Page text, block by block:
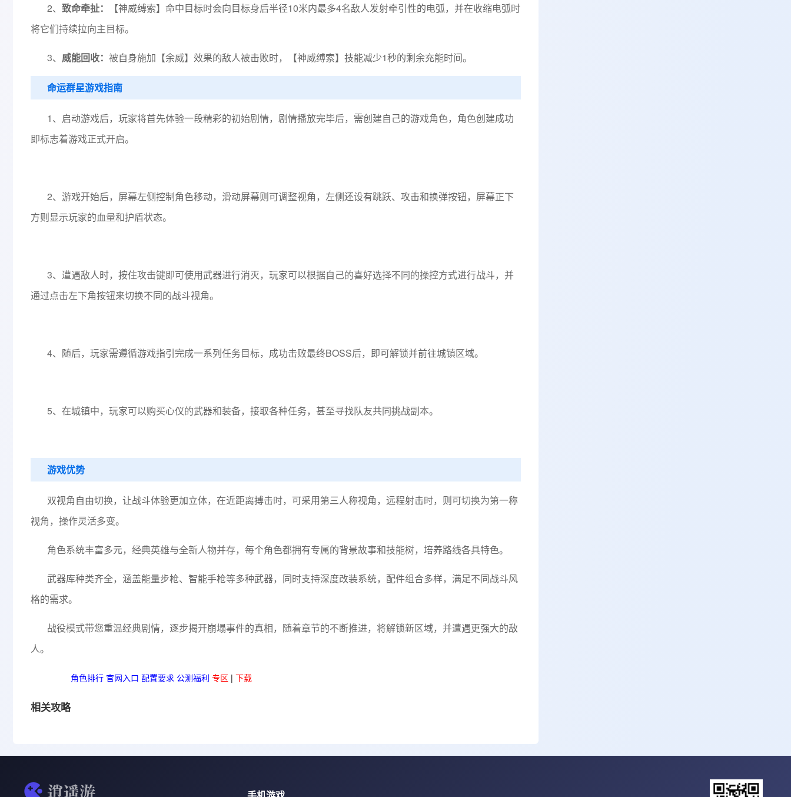
2、 致命牵扯：
【神威缚索】命中目标时会向目标身后半径10米内最多4名敌人发射牵引性的电弧，并在收缩电弧时
将它们持续拉向主目标。
3、 威能回收： 被自身施加【余威】效果的敌人被击败时，【神威缚索】技能减少1秒的剩余充能时间。
命运群星游戏指南
1、启动游戏后，玩家将首先体验一段精彩的初始剧情，剧情播放完毕后，需创建自己的游戏角色，角色创建成功
即标志着游戏正式开启。
2、游戏开始后，屏幕左侧控制角色移动，滑动屏幕则可调整视角，左侧还设有跳跃、攻击和换弹按钮，屏幕正下
方则显示玩家的血量和护盾状态。
3、遭遇敌人时，按住攻击键即可使用武器进行消灭，玩家可以根据自己的喜好选择不同的操控方式进行战斗，并
通过点击左下角按钮来切换不同的战斗视角。
4、随后，玩家需遵循游戏指引完成一系列任务目标，成功击败最终BOSS后，即可解锁并前往城镇区域。
5、在城镇中，玩家可以购买心仪的武器和装备，接取各种任务，甚至寻找队友共同挑战副本。
游戏优势
双视角自由切换，让战斗体验更加立体，在近距离搏击时，可采用第三人称视角，远程射击时，则可切换为第一称
视角，操作灵活多变。
角色系统丰富多元，经典英雄与全新人物并存，每个角色都拥有专属的背景故事和技能树，培养路线各具特色。
武器库种类齐全，涵盖能量步枪、智能手枪等多种武器，同时支持深度改装系统，配件组合多样，满足不同战斗风
格的需求。
战役模式带您重温经典剧情，逐步揭开崩塌事件的真相，随着章节的不断推进，将解锁新区域，并遭遇更强大的敌
人。
角色排行 官网入口 配置要求 公测福利 专区 | 下载
相关攻略